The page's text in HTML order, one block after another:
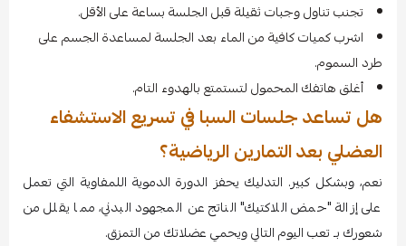
تجنب تناول وجبات ثقيلة قبل الجلسة بساعة على الأقل.
اشرب كميات كافية من الماء بعد الجلسة لمساعدة الجسم على
طرد السموم.
أغلق هاتفك المحمول لتستمتع بالهدوء التام.
هل تساعد جلسات السبا في تسريع الاستشفاء
العضلي بعد التمارين الرياضية؟
نعم، وبشكل كبير. التدليك يحفز الدورة الدموية اللمفاوية التي تعمل
على إزالة "حمض اللاكتيك" الناتج عن المجهود البدني، مما يقلل من
شعورك بـ تعب اليوم التالي ويحمي عضلاتك من التمزق.